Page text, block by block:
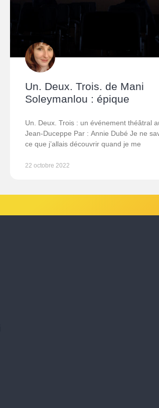
Un. Deux. Trois. de Mani
Soleymanlou : épique
Un. Deux. Trois : un événement théâtral
Jean-Duceppe Par : Annie Dubé Je ne
ce que j’allais découvrir quand je me
22 octobre 2022